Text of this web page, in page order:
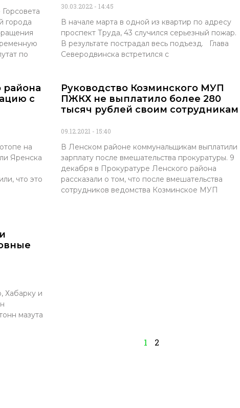
города
по
30.03.2022 14:45
В начале марта в одной из квартир по адресу
проспект Труда, 43 случился серьезный пожар.
В результате пострадал весь подъезд. Глава
Северодвинска встретился с
района
с
на
Яренска
что это
Руководство Козминского МУП
ПЖКХ не выплатило более 280
тысяч рублей своим сотрудникам
09.12.2021 15:40
В Ленском районе коммунальщикам выплатили
зарплату после вмешательства прокуратуры. 9
декабря в Прокуратуре Ленского района
рассказали о том, что после вмешательства
сотрудников ведомства Козминское МУП
Хабарку и
мазута
1 2